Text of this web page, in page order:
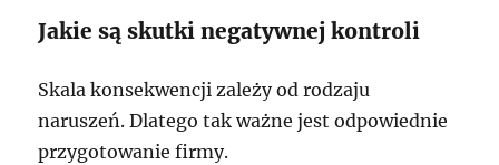
Jakie są skutki negatywnej kontroli
Skala konsekwencji zależy od rodzaju
naruszeń. Dlatego tak ważne jest odpowiednie
przygotowanie firmy.